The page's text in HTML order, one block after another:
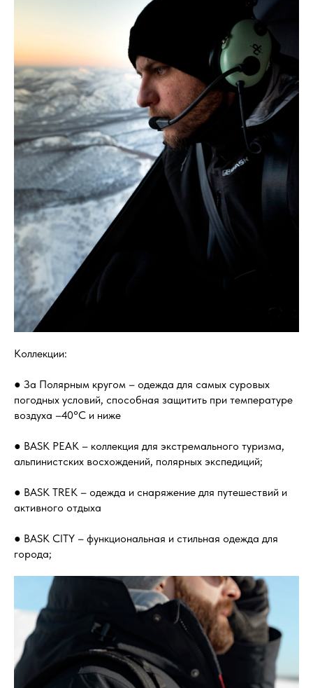
Коллекции:
● За Полярным кругом – одежда для самых суровых
погодных условий, способная защитить при температуре
воздуха –40°С и ниже
● BASK PEAK – коллекция для экстремального туризма,
альпинистских восхождений, полярных экспедиций;
● BASK TREK – одежда и снаряжение для путешествий и
активного отдыха
● BASK CITY – функциональная и стильная одежда для
города;